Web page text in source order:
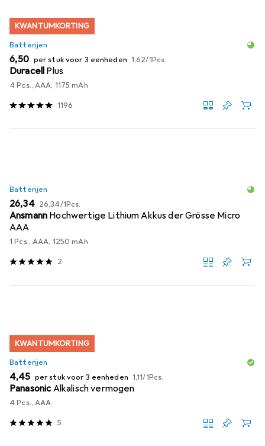
KWANTUMKORTING
Batterijen
EUR
6,50 per stuk voor 3 eenheden EUR
1,62/1Pcs.
Duracell Plus
4 Pcs., AAA, 1175 mAh
1196
Batterijen
EUR
26,34 EUR
26,34/1Pcs.
Ansmann Hochwertige Lithium Akkus der Grösse Micro
AAA
1 Pcs., AAA, 1250 mAh
2
KWANTUMKORTING
Batterijen
EUR
4,45 per stuk voor 3 eenheden EUR
1,11/1Pcs.
PanasonicAlkalisch vermogen
4 Pcs., AAA
5